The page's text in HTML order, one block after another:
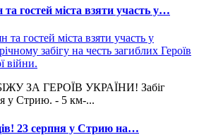
гостей міста взяти участь у…
ЗА ГЕРОЇВ УКРАЇНИ! Забіг
у Стрию. - 5 км-...
23 серпня у Стрию на…